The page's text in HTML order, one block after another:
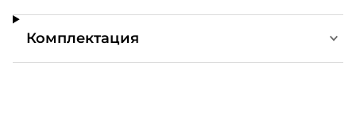
Комплектация